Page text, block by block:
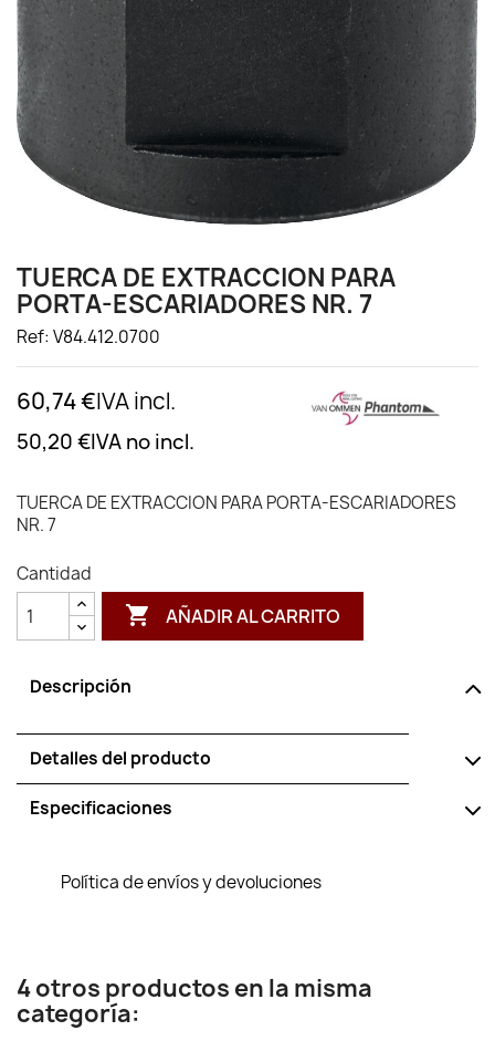
TUERCA DE EXTRACCION PARA
PORTA-ESCARIADORES NR. 7
Ref: V84.412.0700
60,74 €IVA incl.
50,20 €IVA no incl.
TUERCA DE EXTRACCION PARA PORTA-ESCARIADORES
NR. 7
Cantidad
 AÑADIR AL CARRITO
Descripción
Detalles del producto
Especificaciones
Política de envíos y devoluciones
4 otros productos en la misma
categoría: